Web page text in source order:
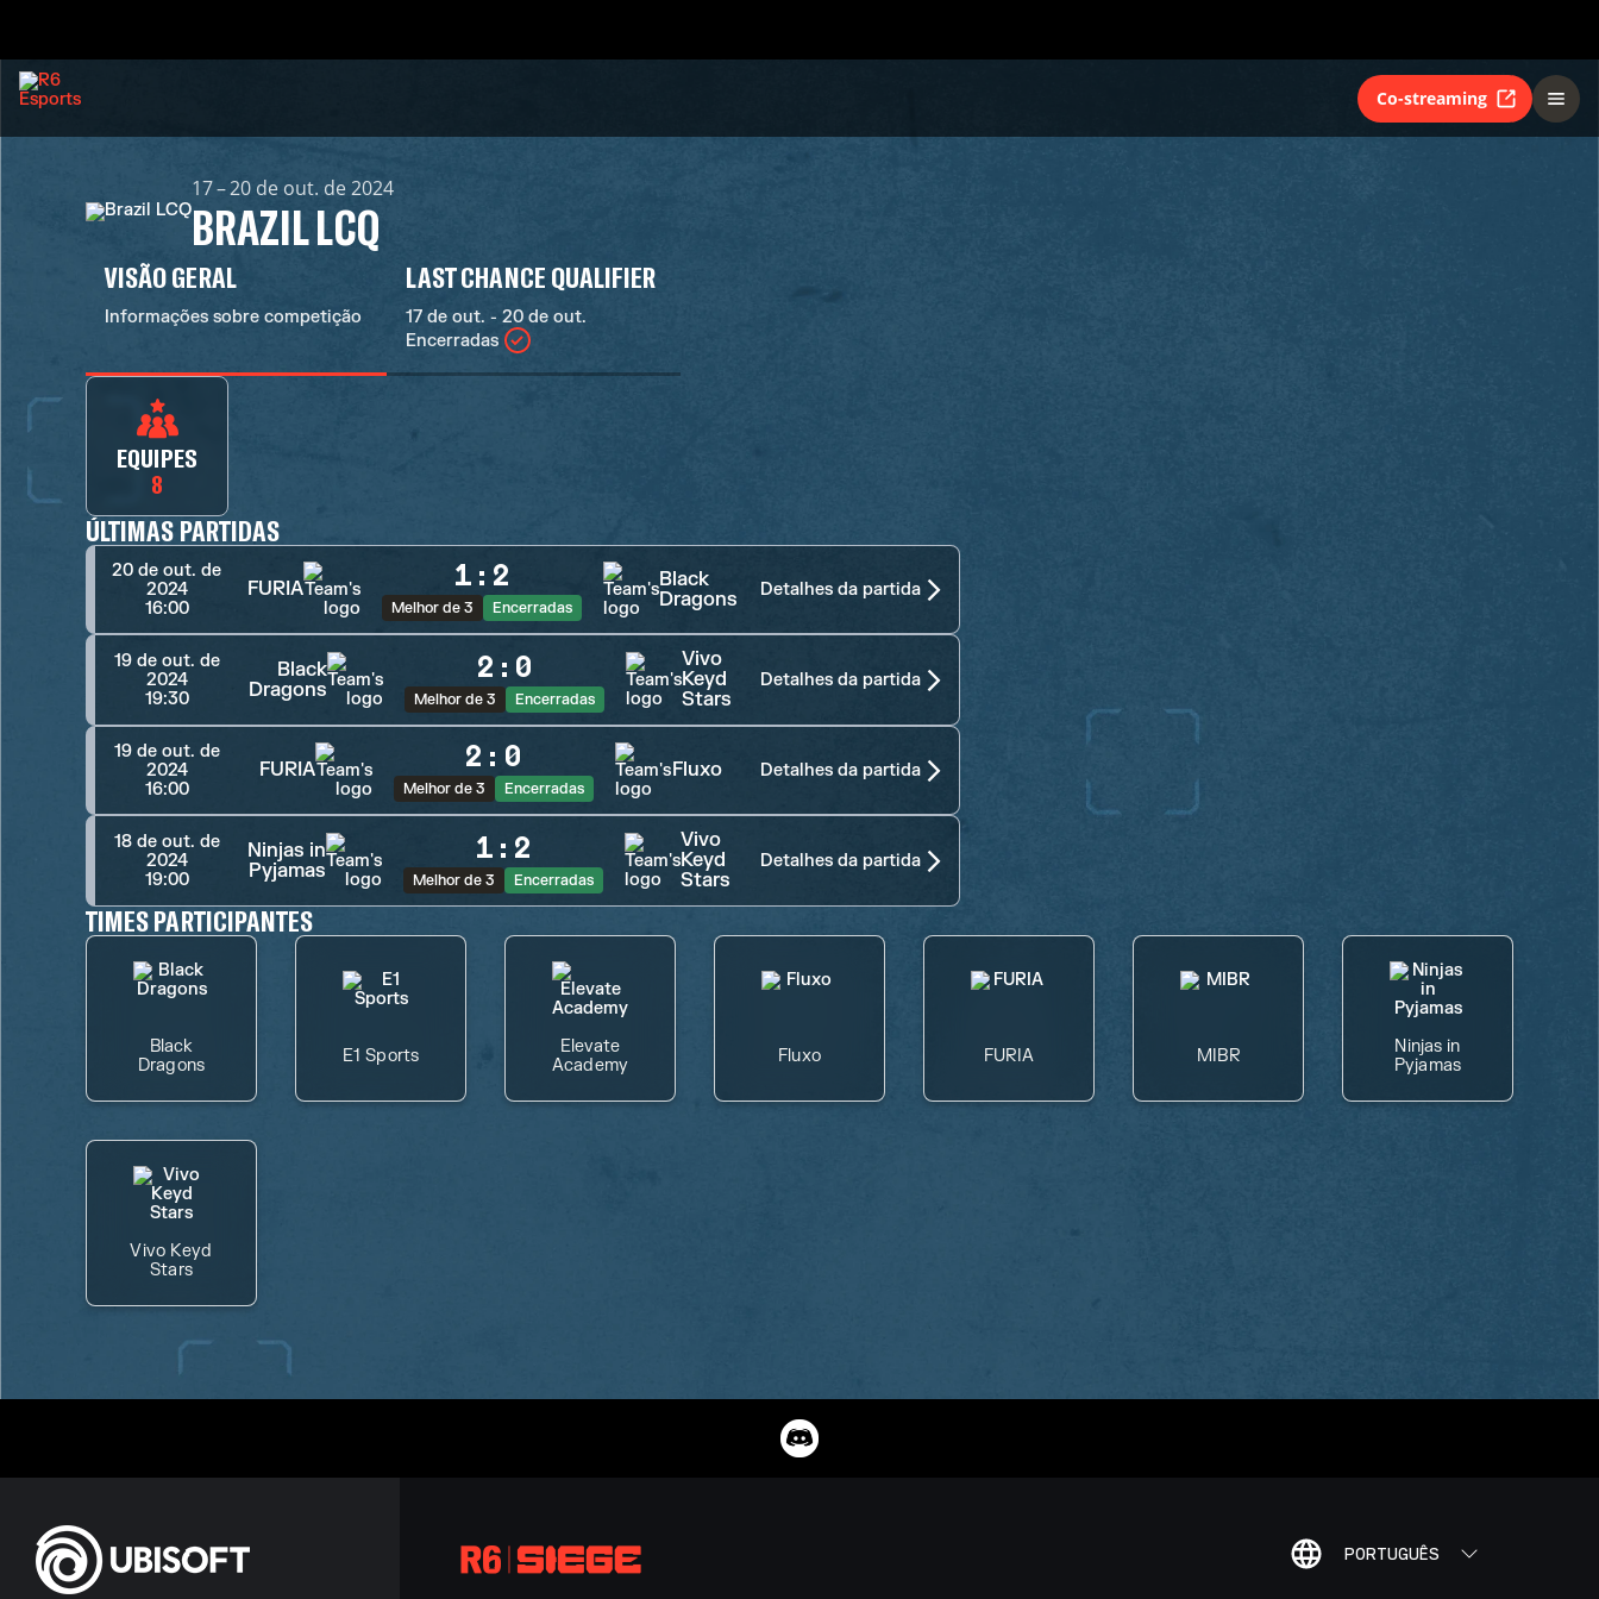
Co-streaming
17 – 20 de out. de 2024
BRAZIL LCQ
VISÃO GERAL
Informações sobre competição
LAST CHANCE QUALIFIER
17 de out. - 20 de out.
Encerradas
EQUIPES
8
ÚLTIMAS PARTIDAS
20 de out. de
2024
16:00
FURIA 1 : 2
Melhor de 3 Encerradas
Black
Dragons
Detalhes da partida
19 de out. de
2024
19:30
Black
Dragons
2 : 0
Melhor de 3 Encerradas
Vivo
Keyd
Stars
Detalhes da partida
19 de out. de
2024
16:00
FURIA 2 : 0
Melhor de 3 Encerradas
Fluxo Detalhes da partida
18 de out. de
2024
19:00
Ninjas in
Pyjamas
1 : 2
Melhor de 3 Encerradas
Vivo
Keyd
Stars
Detalhes da partida
TIMES PARTICIPANTES
Black
Dragons
E1 Sports
Elevate
Academy
Fluxo FURIA MIBR
Ninjas in
Pyjamas
Vivo Keyd
Stars
PORTUGUÊS